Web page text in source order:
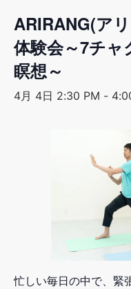
ARIRANG(ア
体験会～7チャ
瞑想～
4月 4日 2:30 PM -
忙しい毎日の中で、緊